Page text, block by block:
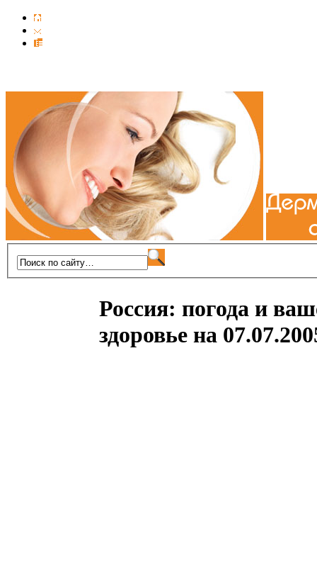
Россия: погода и
здоровье на